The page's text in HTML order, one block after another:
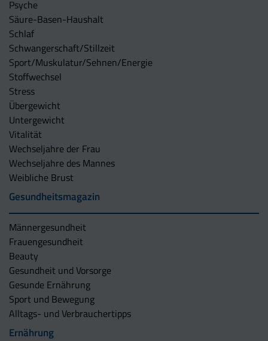
Psyche
Säure-Basen-Haushalt
Schlaf
Schwangerschaft/Stillzeit
Sport/Muskulatur/Sehnen/Energie
Stoffwechsel
Stress
Übergewicht
Untergewicht
Vitalität
Wechseljahre der Frau
Wechseljahre des Mannes
Weibliche Brust
Gesundheitsmagazin
Männergesundheit
Frauengesundheit
Beauty
Gesundheit und Vorsorge
Gesunde Ernährung
Sport und Bewegung
Alltags- und Verbrauchertipps
Ernährung